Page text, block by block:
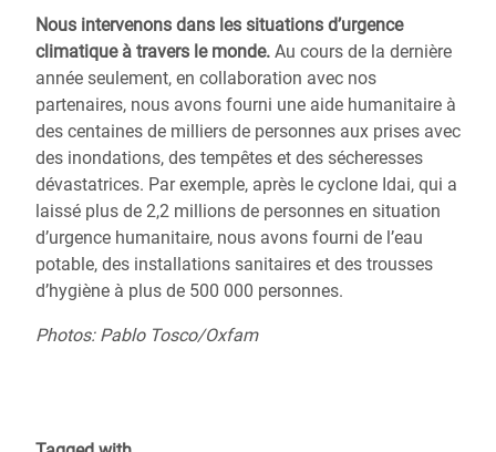
Nous intervenons dans les situations d’urgence
climatique à travers le monde. Au cours de la dernière
année seulement, en collaboration avec nos
partenaires, nous avons fourni une aide humanitaire à
des centaines de milliers de personnes aux prises avec
des inondations, des tempêtes et des sécheresses
dévastatrices. Par exemple, après le cyclone Idai, qui a
laissé plus de 2,2 millions de personnes en situation
d’urgence humanitaire, nous avons fourni de l’eau
potable, des installations sanitaires et des trousses
d’hygiène à plus de 500 000 personnes.
Photos: Pablo Tosco/Oxfam